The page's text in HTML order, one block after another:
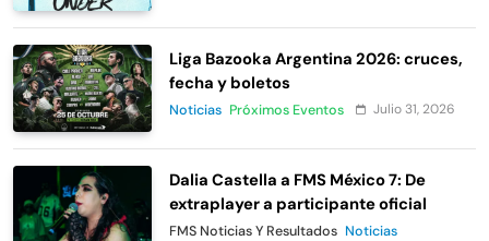
Liga Bazooka Argentina 2026: cruces,
fecha y boletos
Noticias Próximos Eventos Julio 31, 2026
Dalia Castella a FMS México 7: De
extraplayer a participante oficial
FMS Noticias Y Resultados Noticias